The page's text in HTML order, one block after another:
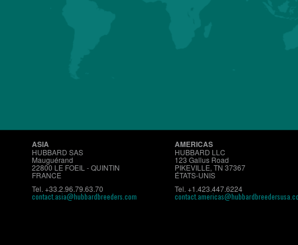
ASIA
HUBBARD SAS
Mauguérand
22800 LE FOEIL - QUINTIN
FRANCE
Tel. +33.2.96.79.63.70
contact.asia@hubbardbreeders.com
AMERICAS
HUBBARD LLC
123 Gallus Road
PIKEVILLE, TN 37367
ÉTATS-UNIS
Tel. +1.423.447.6224